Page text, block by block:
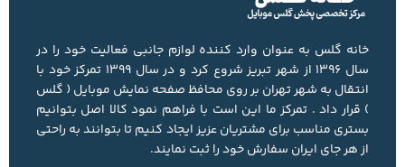
خانه گلس به عنوان وارد کننده لوازم جانبی فعالیت خود را در
سال 1396 از شهر تبریز شروع کرد و در سال 1399 تمرکز خود با
انتقال به شهر تهران بر روی محافظ صفحه نمایش موبایل ( گلس
) قرار داد . تمرکز ما این است با فراهم نمود کالا اصل بتوانیم
بستری مناسب برای مشتریان عزیز ایجاد کنیم تا بتوانند به راحتی
از هر جای ایران سفارش خود را ثبت نمایند.